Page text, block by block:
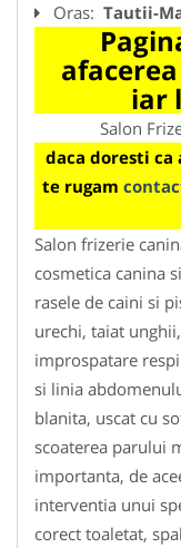
Oras: Tautii-
iar
Salon
daca doresti ca
te rugam
Salon frizerie
cosmetica canina
rasele de caini si
urechi, taiat
improspatare
si linia
blanita, uscat cu
scoaterea parului
importanta, de
interventia unui
corect toaletat,